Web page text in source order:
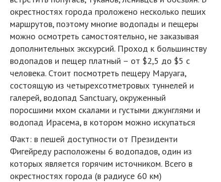
окрестностях города проложено несколько пеших
маршрутов, поэтому многие водопады и пещеры
можно осмотреть самостоятельно, не заказывая
дополнительных экскурсий. Проход к большинству
водопадов и пещер платный – от $2,5 до $5 с
человека. Стоит посмотреть пещеру Маруага,
состоящую из четырехсотметровых туннелей и
галерей, водопад Sanctuary, окруженный
поросшими мхом скалами и густыми джунглями и
водопад Ирасема, в котором можно искупаться
Факт: в пешей доступности от Президенти
Фигейреду расположены 6 водопадов, один из
которых является горячим источником. Всего в
окрестностях города (в радиусе 60 км)